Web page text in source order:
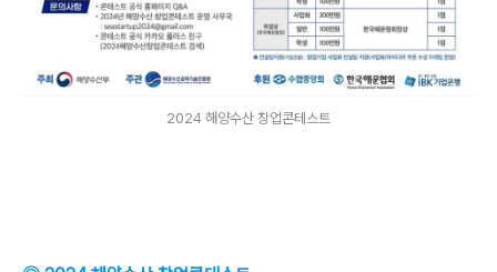
2024 해양수산 창업콘테스트